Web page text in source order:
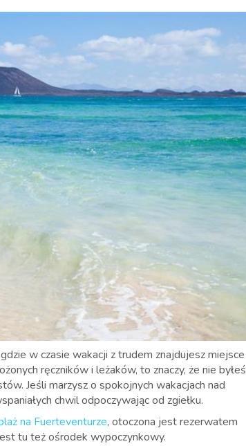
w czasie wakacji z trudem znajdujesz miejsce
ręczników i leżaków, to znaczy, że nie byłeś
Jeśli marzysz o spokojnych wakacjach nad
chwil odpoczywając od zgiełku.
na Fuerteventurze, otoczona jest rezerwatem
tu też ośrodek wypoczynkowy.